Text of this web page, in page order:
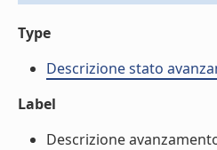
Type
Descrizione stato
Label
Descrizione